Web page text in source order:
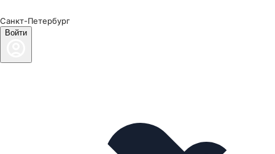
Санкт-Петербург
Войти